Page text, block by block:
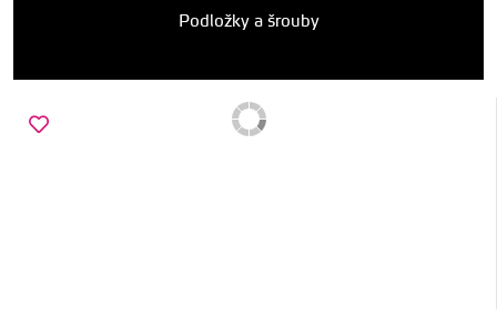
Podložky a šrouby